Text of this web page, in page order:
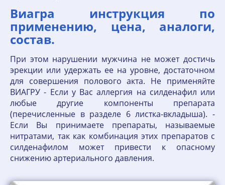
Виагра инструкция по
применению, цена, аналоги,
состав.
При этом нарушении мужчина не может достичь
эрекции или удержать ее на уровне, достаточном
для совершения полового акта. Не применяйте
ВИАГРУ - Если у Вас аллергия на силденафил или
любые другие компоненты препарата
(перечисленные в разделе 6 листка-вкладыша). -
Если Вы принимаете препараты, называемые
нитратами, так как комбинация этих препаратов с
силденафилом может привести к опасному
снижению артериального давления.